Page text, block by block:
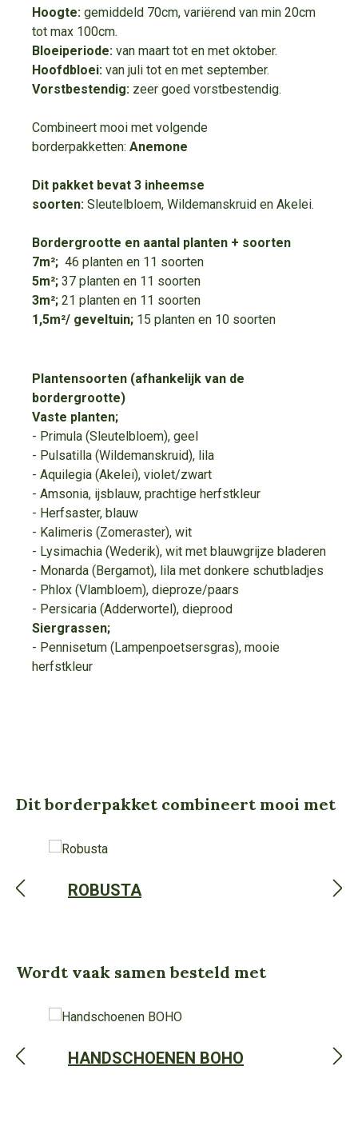
Hoogte: gemiddeld 70cm, variërend van min 20cm
tot max 100cm.
Bloeiperiode: van maart tot en met oktober.
Hoofdbloei: van juli tot en met september.
Vorstbestendig: zeer goed vorstbestendig.
Combineert mooi met volgende
borderpakketten: Anemone
Dit pakket bevat 3 inheemse
soorten: Sleutelbloem, Wildemanskruid en Akelei.
Bordergrootte en aantal planten + soorten
7m²; 46 planten en 11 soorten
5m²; 37 planten en 11 soorten
3m²; 21 planten en 11 soorten
1,5m²/ geveltuin; 15 planten en 10 soorten
Plantensoorten (afhankelijk van de
bordergrootte)
Vaste planten;
- Primula (Sleutelbloem), geel
- Pulsatilla (Wildemanskruid), lila
- Aquilegia (Akelei), violet/zwart
- Amsonia, ijsblauw, prachtige herfstkleur
- Herfsaster, blauw
- Kalimeris (Zomeraster), wit
- Lysimachia (Wederik), wit met blauwgrijze bladeren
- Monarda (Bergamot), lila met donkere schutbladjes
- Phlox (Vlambloem), dieproze/paars
- Persicaria (Adderwortel), dieprood
Siergrassen;
- Pennisetum (Lampenpoetsersgras), mooie
herfstkleur
Dit borderpakket combineert mooi met
ROBUSTA
Wordt vaak samen besteld met
HANDSCHOENEN BOHO